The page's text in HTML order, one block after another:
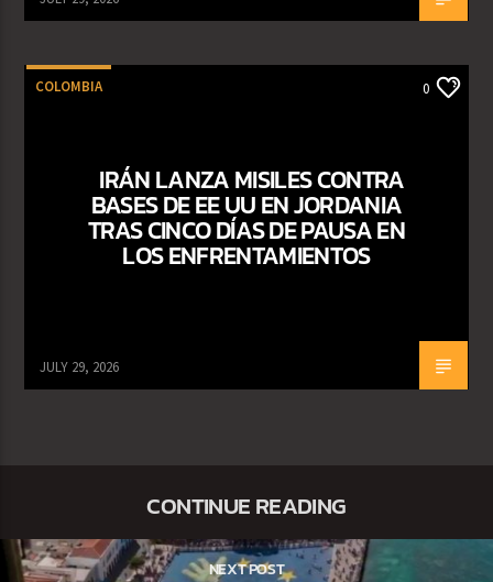
COLOMBIA 0
IRÁN LANZA MISILES CONTRA
BASES DE EE UU EN JORDANIA
TRAS CINCO DÍAS DE PAUSA EN
LOS ENFRENTAMIENTOS
JULY 29, 2026
CONTINUE READING
NEXT POST